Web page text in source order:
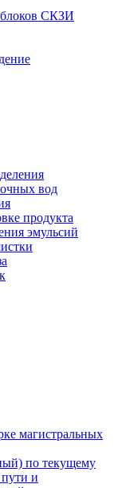
блоков СКЗИ
вод
продукта
эмульсий
магистральных
по текущему
и